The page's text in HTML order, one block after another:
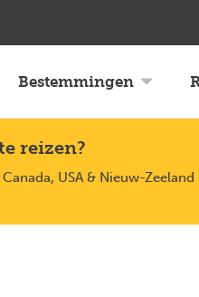
Bestemmingen
reizen?
USA & Nieuw-Zeeland